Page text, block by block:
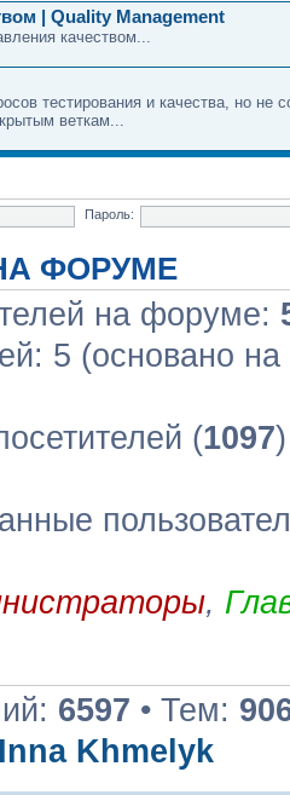
| Quality Management
качеством...
тестирования и качества, но не
веткам...
Пароль:
ФОРУМЕ
на форуме:
5 (основано
(1097
,
6597 • Тем:
Inna Khmelyk